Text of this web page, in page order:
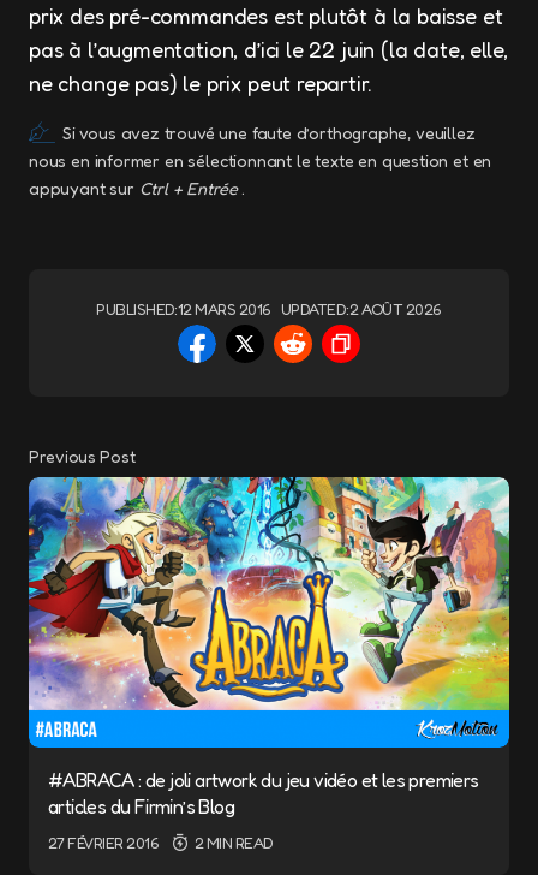
prix des pré-commandes est plutôt à la baisse et
pas à l’augmentation, d’ici le 22 juin (la date, elle,
ne change pas) le prix peut repartir.
Si vous avez trouvé une faute d’orthographe, veuillez
nous en informer en sélectionnant le texte en question et en
appuyant sur Ctrl + Entrée.
PUBLISHED:12 MARS 2016 UPDATED:2 AOÛT 2026
Previous Post
#ABRACA : de joli artwork du jeu vidéo et les premiers
articles du Firmin’s Blog
27 FÉVRIER 2016 2 MIN READ